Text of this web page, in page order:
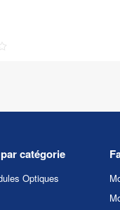
catégorie
Optiques